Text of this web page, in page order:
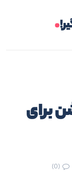
.
برای
(0)